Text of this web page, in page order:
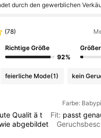
durch den gewerblichen
(78)
Richtige Größe
92%
Größer
feierliche Mode(1) kein
Farbe:
Qualit ä t Fit: passt
abgebildet